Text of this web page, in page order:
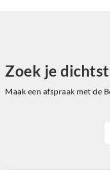
Zoek je
Maak een afspraak met de